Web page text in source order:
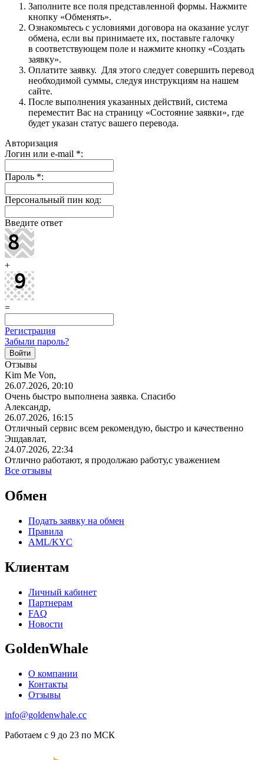
Заполните все поля представленной формы. Нажмите
кнопку «Обменять».
Ознакомьтесь с условиями договора на оказание услуг
обмена, если вы принимаете их, поставьте галочку
в соответствующем поле и нажмите кнопку «Создать
заявку».
Оплатите заявку. Для этого следует совершить перевод
необходимой суммы, следуя инструкциям на нашем
сайте.
После выполнения указанных действий, система
переместит Вас на страницу «Состояние заявки», где
будет указан статус вашего перевода.
Авторизация
Логин или e-mail *:
Пароль *:
Персональный пин код:
Введите ответ
+
=
Регистрация
Забыли пароль?
Отзывы
Kim Me Von,
26.07.2026, 20:10
Очень быстро выполнена заявка. Спасибо
Александр,
26.07.2026, 16:15
Отличный сервис всем рекомендую, быстро и качественно
Эшдавлат,
24.07.2026, 22:34
Отлично работают, я продолжаю работу,с уважением
Все отзывы
Обмен
Подать заявку на обмен
Правила
AML/KYC
Клиентам
Личный кабинет
Партнерам
FAQ
Новости
GoldenWhale
О компании
Контакты
Отзывы
info@goldenwhale.cc
Работаем с 9 до 23 по МСК